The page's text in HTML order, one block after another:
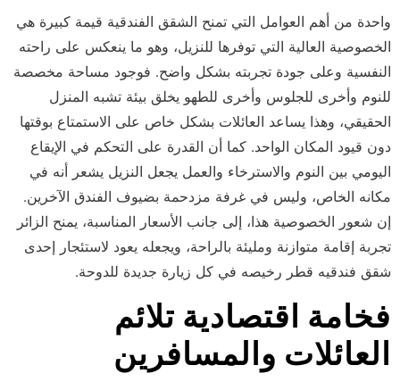
واحدة من أهم العوامل التي تمنح الشقق الفندقية قيمة كبيرة هي
الخصوصية العالية التي توفرها للنزيل، وهو ما ينعكس على راحته
النفسية وعلى جودة تجربته بشكل واضح. فوجود مساحة مخصصة
للنوم وأخرى للجلوس وأخرى للطهو يخلق بيئة تشبه المنزل
الحقيقي، وهذا يساعد العائلات بشكل خاص على الاستمتاع بوقتها
دون قيود المكان الواحد. كما أن القدرة على التحكم في الإيقاع
اليومي بين النوم والاسترخاء والعمل يجعل النزيل يشعر أنه في
مكانه الخاص، وليس في غرفة مزدحمة بضيوف الفندق الآخرين.
إن شعور الخصوصية هذا، إلى جانب الأسعار المناسبة، يمنح الزائر
تجربة إقامة متوازنة ومليئة بالراحة، ويجعله يعود لاستئجار إحدى
شقق فندقيه قطر رخيصه في كل زيارة جديدة للدوحة.
فخامة اقتصادية تلائم
العائلات والمسافرين